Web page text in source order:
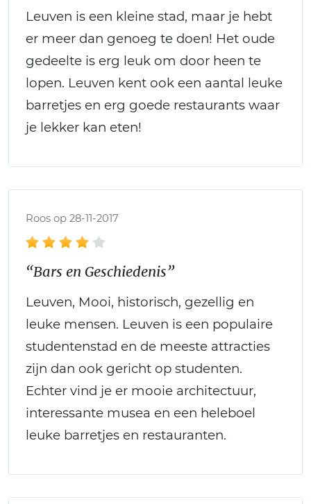
Leuven is een kleine stad, maar je hebt
er meer dan genoeg te doen! Het oude
gedeelte is erg leuk om door heen te
lopen. Leuven kent ook een aantal leuke
barretjes en erg goede restaurants waar
je lekker kan eten!
Roos op 28-11-2017
“Bars en Geschiedenis”
Leuven, Mooi, historisch, gezellig en
leuke mensen. Leuven is een populaire
studentenstad en de meeste attracties
zijn dan ook gericht op studenten.
Echter vind je er mooie architectuur,
interessante musea en een heleboel
leuke barretjes en restauranten.